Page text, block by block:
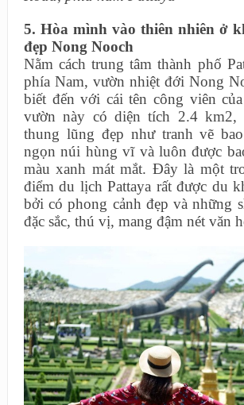
5. Hòa mình vào thiên nhiên ở
đẹp Nong Nooch
Nằm cách trung tâm thành phố
phía Nam, vườn nhiệt đới Nong
biết đến với cái tên công viên
vườn này có diện tích 2.4 km2,
thung lũng đẹp như tranh vẽ
ngọn núi hùng vĩ và luôn được
màu xanh mát mắt. Đây là một
điểm du lịch Pattaya rất được du
bởi có phong cảnh đẹp và những
đặc sắc, thú vị, mang đậm nét văn